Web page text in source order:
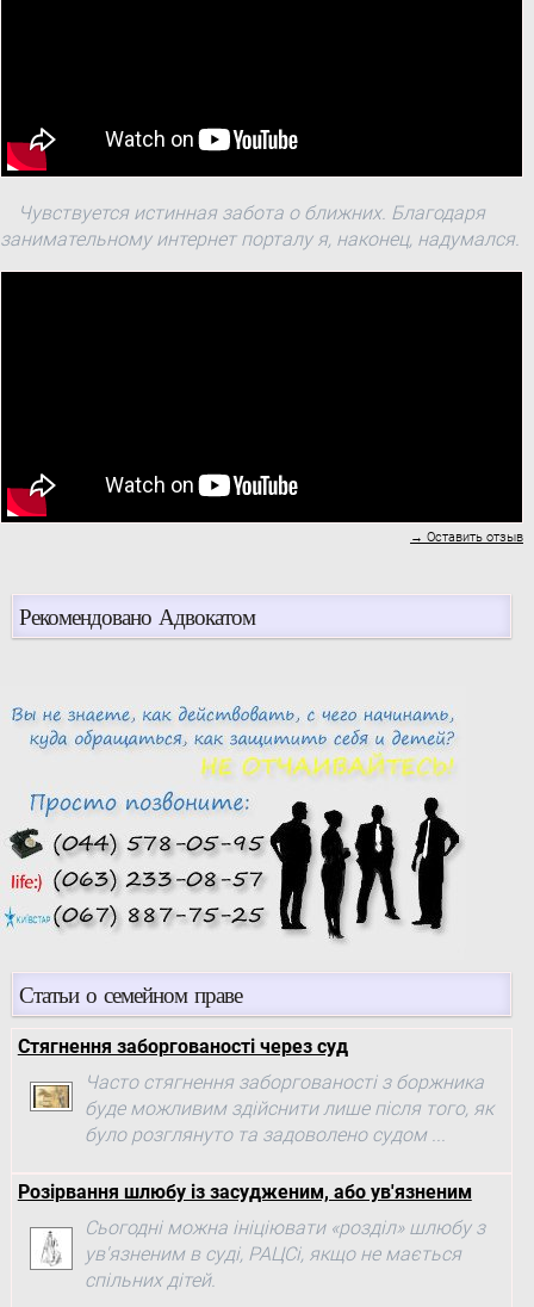
Чувствуется истинная забота о ближних. Благодаря
занимательному интернет порталу я, наконец, надумался.
→ Оставить отзыв
Рекомендовано Адвокатом
Статьи о семейном праве
Стягнення заборгованості через суд
Часто стягнення заборгованості з боржника
буде можливим здійснити лише після того, як
було розглянуто та задоволено судом ...
Розірвання шлюбу із засудженим, або ув'язненим
Сьогодні можна ініціювати «розділ» шлюбу з
ув'язненим в суді, РАЦСі, якщо не мається
спільних дітей.